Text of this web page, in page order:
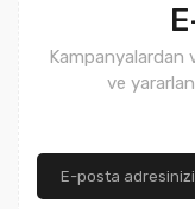
Kampanyalardan
ve